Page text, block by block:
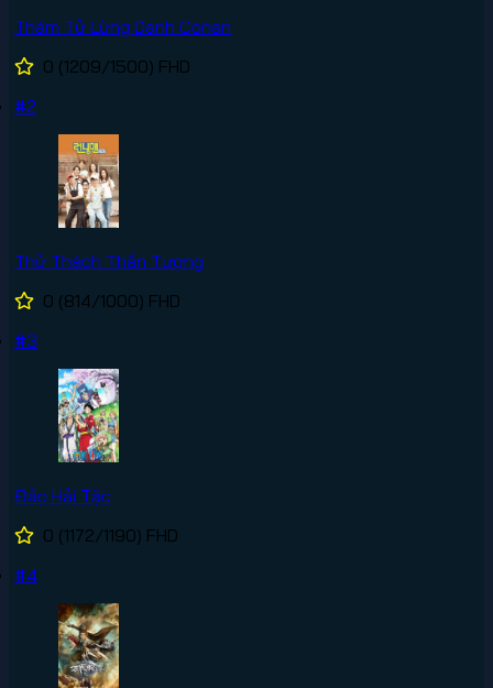
Thám Tử Lừng Danh Conan
0 (1209/1500) FHD
#2
Thử Thách Thần Tượng
0 (814/1000) FHD
#3
Đảo Hải Tặc
0 (1172/1190) FHD
#4